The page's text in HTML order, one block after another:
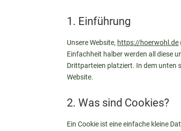
1. Einführung
Unsere Website, https://hoerwohl.de
Einfachheit halber werden all diese
Drittparteien platziert. In dem unten
Website.
2. Was sind Cookies?
Ein Cookie ist eine einfache kleine